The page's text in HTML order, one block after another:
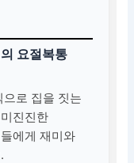
요절복통
로 집을 짓는
진진한
에게 재미와